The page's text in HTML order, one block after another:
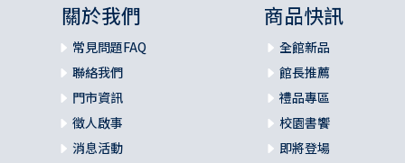
關於我們
常見問題FAQ
聯絡我們
門市資訊
徵人啟事
消息活動
商品快訊
全館新品
館長推薦
禮品專區
校園書饗
即將登場